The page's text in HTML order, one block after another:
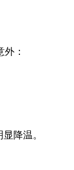
：
降温。